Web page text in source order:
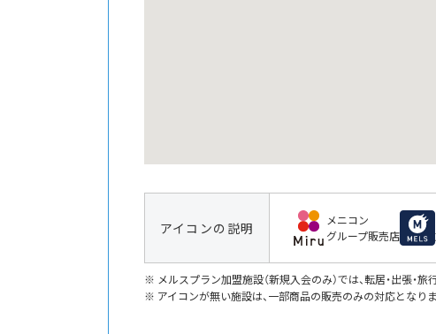
アイコンの説明
メニコン
グループ販売店
メルスプラン加盟施設（新規入会のみ）では、転居・出張
アイコンが無い施設は、一部商品の販売のみの対応となりま